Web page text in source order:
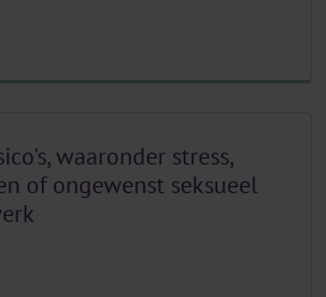
waaronder stress,
of ongewenst seksueel